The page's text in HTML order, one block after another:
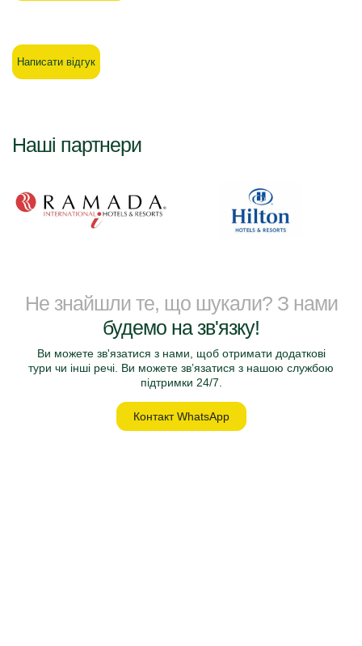
Написати відгук
Наші партнери
Не знайшли те, що шукали? З нами
будемо на зв'язку!
Ви можете зв'язатися з нами, щоб отримати додаткові
тури чи інші речі. Ви можете зв’язатися з нашою службою
підтримки 24/7.
Контакт WhatsApp